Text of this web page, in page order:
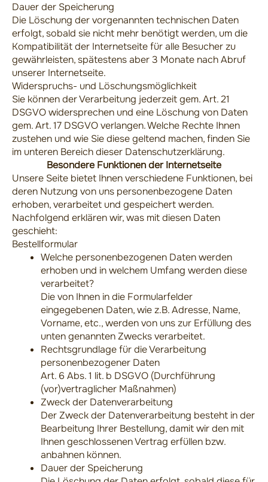
Dauer der Speicherung
Die Löschung der vorgenannten technischen Daten
erfolgt, sobald sie nicht mehr benötigt werden, um die
Kompatibilität der Internetseite für alle Besucher zu
gewährleisten, spätestens aber 3 Monate nach Abruf
unserer Internetseite.
Widerspruchs- und Löschungsmöglichkeit
Sie können der Verarbeitung jederzeit gem. Art. 21
DSGVO widersprechen und eine Löschung von Daten
gem. Art. 17 DSGVO verlangen. Welche Rechte Ihnen
zustehen und wie Sie diese geltend machen, finden Sie
im unteren Bereich dieser Datenschutzerklärung.
Besondere Funktionen der Internetseite
Unsere Seite bietet Ihnen verschiedene Funktionen, bei
deren Nutzung von uns personenbezogene Daten
erhoben, verarbeitet und gespeichert werden.
Nachfolgend erklären wir, was mit diesen Daten
geschieht:
Bestellformular
Welche personenbezogenen Daten werden
erhoben und in welchem Umfang werden diese
verarbeitet?
Die von Ihnen in die Formularfelder
eingegebenen Daten, wie z.B. Adresse, Name,
Vorname, etc., werden von uns zur Erfüllung des
unten genannten Zwecks verarbeitet.
Rechtsgrundlage für die Verarbeitung
personenbezogener Daten
Art. 6 Abs. 1 lit. b DSGVO (Durchführung
(vor)vertraglicher Maßnahmen)
Zweck der Datenverarbeitung
Der Zweck der Datenverarbeitung besteht in der
Bearbeitung Ihrer Bestellung, damit wir den mit
Ihnen geschlossenen Vertrag erfüllen bzw.
anbahnen können.
Dauer der Speicherung